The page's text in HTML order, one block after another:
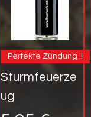
Perfekte Zündung !!
Sturmfeuerze
ug